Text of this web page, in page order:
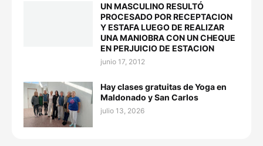
UN MASCULINO RESULTÓ
PROCESADO POR RECEPTACION
Y ESTAFA LUEGO DE REALIZAR
UNA MANIOBRA CON UN CHEQUE
EN PERJUICIO DE ESTACION
junio 17, 2012
Hay clases gratuitas de Yoga en
Maldonado y San Carlos
julio 13, 2026